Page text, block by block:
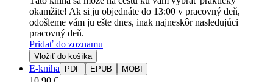
okamžite! Ak si ju objednáte do 13:00 v pracovný deň,
odošleme vám ju ešte dnes, inak najneskôr nasledujúci
pracovný deň.
Pridať do zoznamu
Vložiť do košíka
E-kniha PDF EPUB MOBI